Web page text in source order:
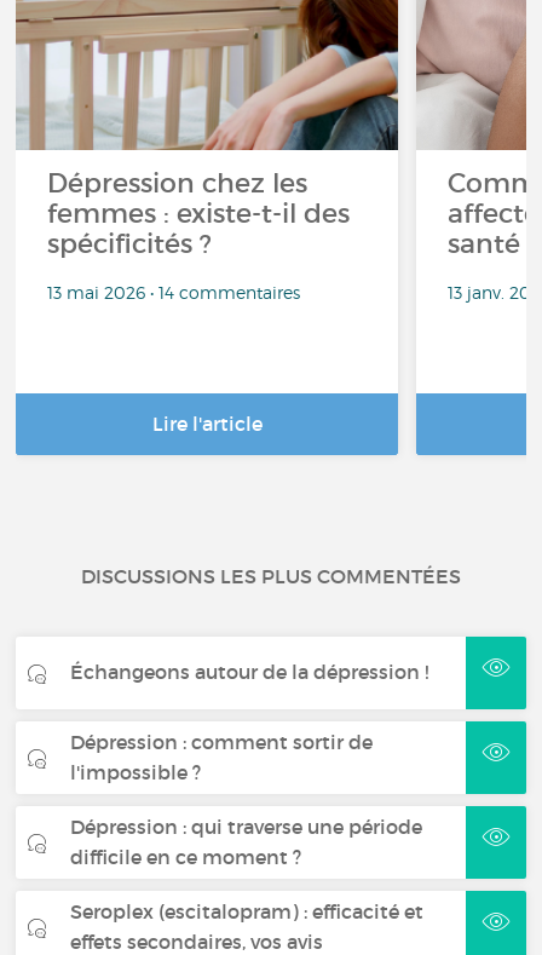
Dépression chez les
femmes : existe-t-il des
spécificités ?
13 mai 2026 • 14 commentaires
Lire l'article
santé
13 janv.
DISCUSSIONS LES PLUS COMMENTÉES
Échangeons autour de la dépression !
Dépression : comment sortir de
l'impossible ?
Dépression : qui traverse une période
difficile en ce moment ?
Seroplex (escitalopram) : efficacité et
effets secondaires, vos avis